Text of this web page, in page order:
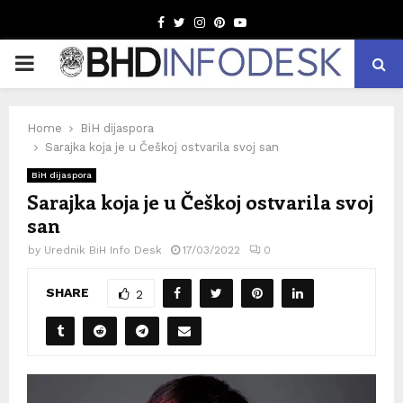
Facebook
TwitterInstagram
Pinterest
Youtube
PRIMARY
Home
BiH dijaspora
Sarajka koja je u Češkoj ostvarila svoj san
BiH dijaspora
Sarajka koja je u Češkoj ostvarila svoj
san
by Urednik BiH Info Desk 17/03/2022 0
SHARE 2